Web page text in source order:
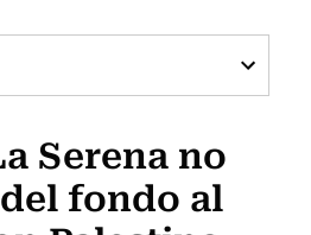
TV Usach
Serena no
fondo al